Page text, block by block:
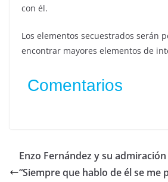
con él.
Los elementos secuestrados serán
encontrar mayores elementos de
Comentarios
Enzo Fernández y su
“Siempre que hablo de él se me